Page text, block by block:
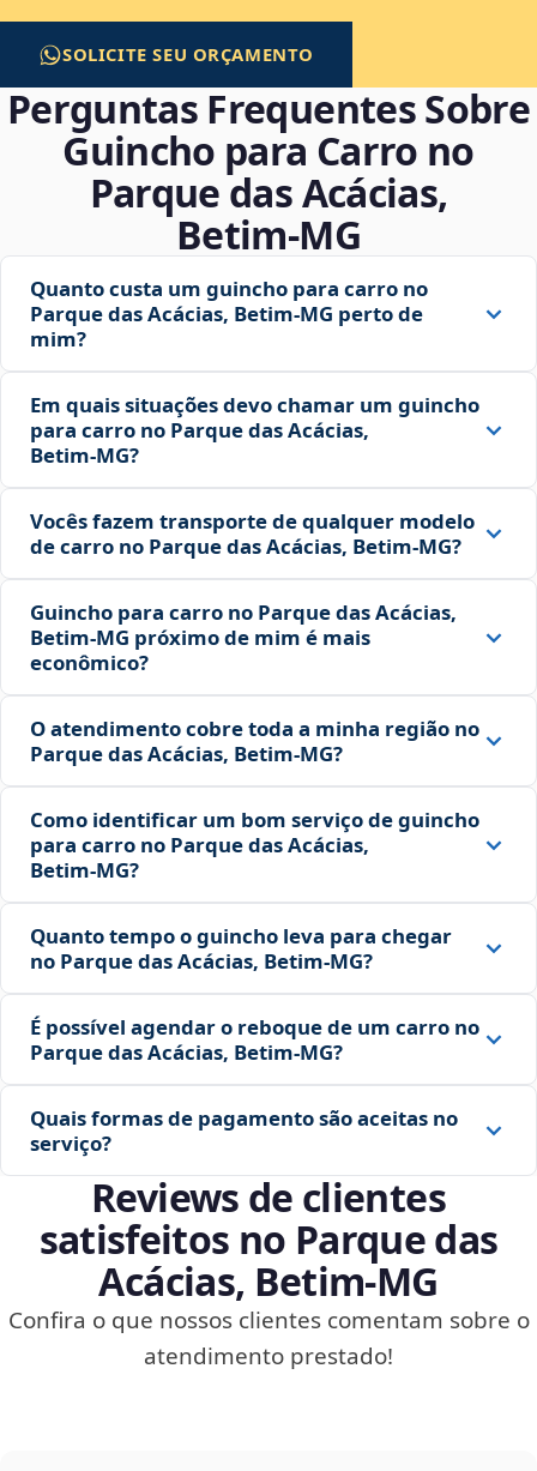
SOLICITE SEU ORÇAMENTO
Perguntas Frequentes Sobre
Guincho para Carro no
Parque das Acácias,
Betim‑MG
Quanto custa um guincho para carro no
Parque das Acácias, Betim‑MG perto de
mim?
Em quais situações devo chamar um guincho
para carro no Parque das Acácias,
Betim‑MG?
Vocês fazem transporte de qualquer modelo
de carro no Parque das Acácias, Betim‑MG?
Guincho para carro no Parque das Acácias,
Betim‑MG próximo de mim é mais
econômico?
O atendimento cobre toda a minha região no
Parque das Acácias, Betim‑MG?
Como identificar um bom serviço de guincho
para carro no Parque das Acácias,
Betim‑MG?
Quanto tempo o guincho leva para chegar
no Parque das Acácias, Betim‑MG?
É possível agendar o reboque de um carro no
Parque das Acácias, Betim‑MG?
Quais formas de pagamento são aceitas no
serviço?
Reviews de clientes
satisfeitos no Parque das
Acácias, Betim‑MG
Confira o que nossos clientes comentam sobre o
atendimento prestado!